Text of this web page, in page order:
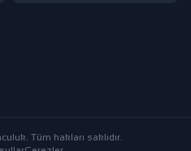
Tüm hakları saklıdır.